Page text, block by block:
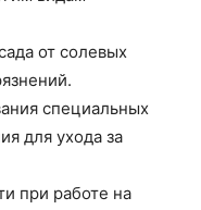
от солевых
специальных
для ухода за
при работе на